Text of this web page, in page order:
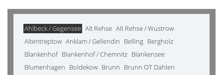
Ahlbeck / Gegensee Alt Rehse Alt Rehse / Wustrow
Altentreptow Anklam / Gellendin Belling Bergholz
Blankenhof Blankenhof / Chemnitz Blankensee
Blumenhagen Boldekow Brunn Brunn OT Dahlen